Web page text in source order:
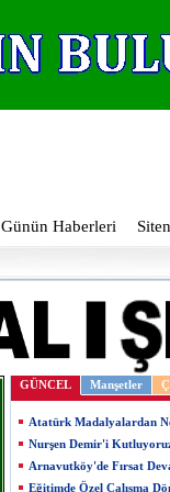
Günün Haberleri
GÜNCEL Manşetler
Atatürk Madalyalardan
Nurşen Demir'i
Arnavutköy'de Fırsat
Eğitimde Özel Çalışma